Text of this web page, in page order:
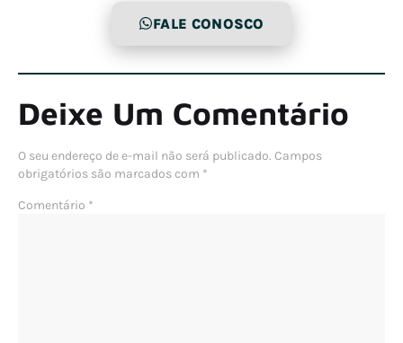
FALE CONOSCO
Deixe Um Comentário
O seu endereço de e-mail não será publicado. Campos
obrigatórios são marcados com *
Comentário *